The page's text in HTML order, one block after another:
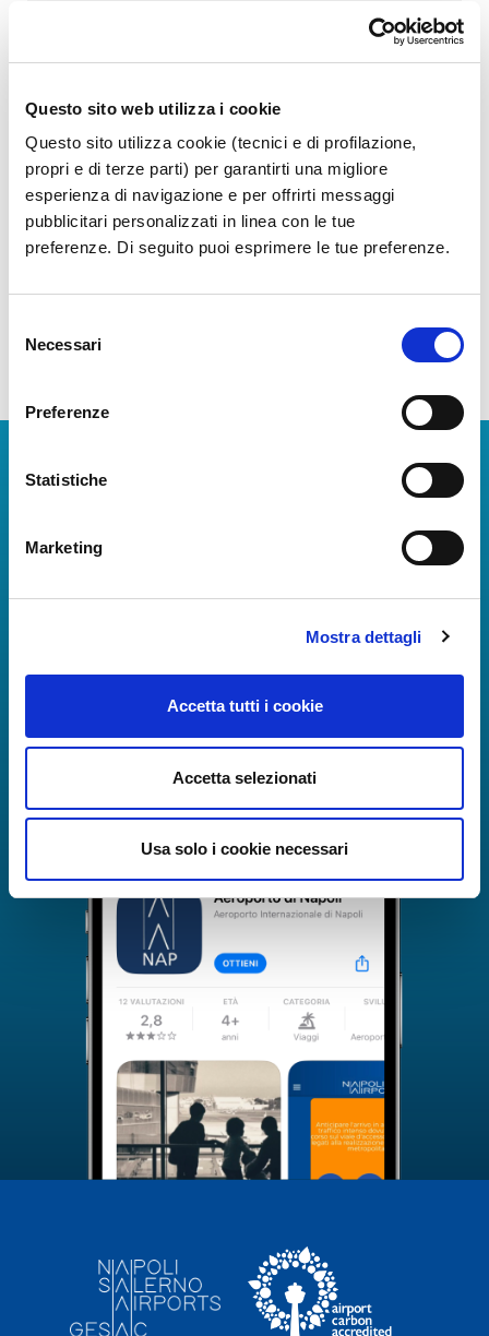
Questo sito web utilizza i cookie
Questo sito utilizza cookie (tecnici e di profilazione,
propri e di terze parti) per garantirti una migliore
esperienza di navigazione e per offrirti messaggi
pubblicitari personalizzati in linea con le tue
preferenze. Di seguito puoi esprimere le tue preferenze.
delNecessari
Preferenze
Statistiche
Marketing
Mostra dettagli
Accetta tutti i cookie
Accetta selezionati
Usa solo i cookie necessari
Archivio News
Anno 2026
Anno 2025
Anno 2024
Informazioni in tempo reale sui voli, tutti i servizi e i
numeri utili per rendere la tua esperienza